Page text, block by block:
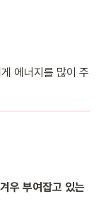
에너지를 많이 주
우 부여잡고 있는